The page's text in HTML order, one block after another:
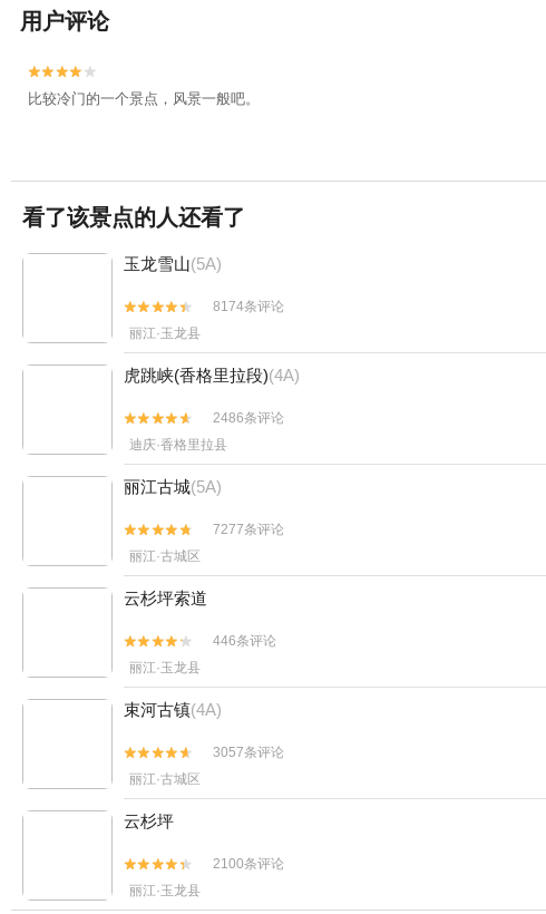
用户评论


比较冷门的一个景点，风景一般吧。
看了该景点的人还看了
玉龙雪山(5A)


8174条评论
丽江·玉龙县
虎跳峡(香格里拉段)(4A)


2486条评论
迪庆·香格里拉县
丽江古城(5A)


7277条评论
丽江·古城区
云杉坪索道


446条评论
丽江·玉龙县
束河古镇(4A)


3057条评论
丽江·古城区
云杉坪


2100条评论
丽江·玉龙县